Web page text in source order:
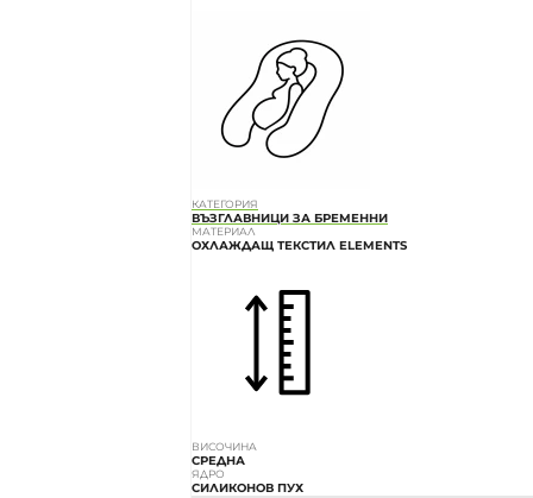
КАТЕГОРИЯ
ВЪЗГЛАВНИЦИ ЗА БРЕМЕННИ
МАТЕРИАЛ
ОХЛАЖДАЩ ТЕКСТИЛ ELEMENTS
ВИСОЧИНА
СРЕДНА
ЯДРО
СИЛИКОНОВ ПУХ